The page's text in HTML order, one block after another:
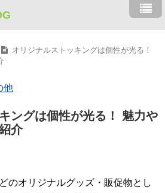
オリジナルストッキングは個性が光る！
他
ングは個性が光る！ 魅力や
介
のオリジナルグッズ・販促物とし